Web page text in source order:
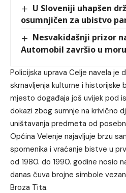
U Sloveniji uhapšen
osumnjičen za ubistvo
Nesvakidašnji prizor
Automobil završio u moru
Policijska uprava Celje navela je
skrnavljenja kulturne i historijske
mjesto događaja još uvijek pod
dokazi zbog sumnje na krivično
uništavanja predmeta od
Općina Velenje najavljuje brzu
spomenika i vraćanje bistve u
od 1980. do 1990. godine nosio
danas čuva brojne simbole
Broza Tita.